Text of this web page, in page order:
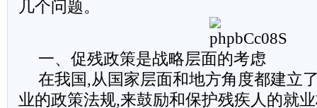
几个问题。
一、促残政策是战略层面的考虑
在我国,从国家层面和地方角度都建立
业的政策法规,来鼓励和保护残疾人的就